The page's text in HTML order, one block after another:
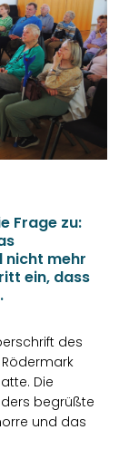
Frage zu:
nicht mehr
ein, dass
des
Die
begrüßte
und das